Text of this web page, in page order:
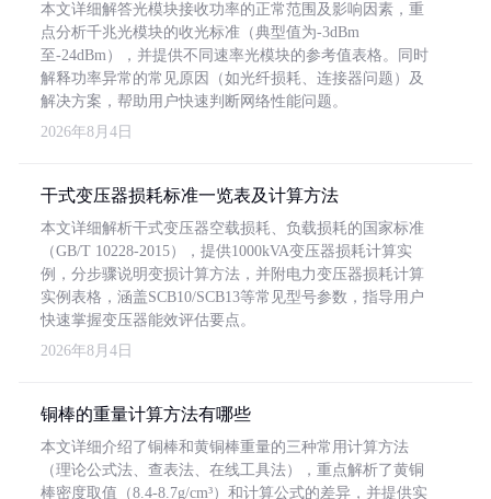
本文详细解答光模块接收功率的正常范围及影响因素，重
点分析千兆光模块的收光标准（典型值为-3dBm
至-24dBm），并提供不同速率光模块的参考值表格。同时
解释功率异常的常见原因（如光纤损耗、连接器问题）及
解决方案，帮助用户快速判断网络性能问题。
2026年8月4日
干式变压器损耗标准一览表及计算方法
本文详细解析干式变压器空载损耗、负载损耗的国家标准
（GB/T 10228-2015），提供1000kVA变压器损耗计算实
例，分步骤说明变损计算方法，并附电力变压器损耗计算
实例表格，涵盖SCB10/SCB13等常见型号参数，指导用户
快速掌握变压器能效评估要点。
2026年8月4日
铜棒的重量计算方法有哪些
本文详细介绍了铜棒和黄铜棒重量的三种常用计算方法
（理论公式法、查表法、在线工具法），重点解析了黄铜
棒密度取值（8.4-8.7g/cm³）和计算公式的差异，并提供实